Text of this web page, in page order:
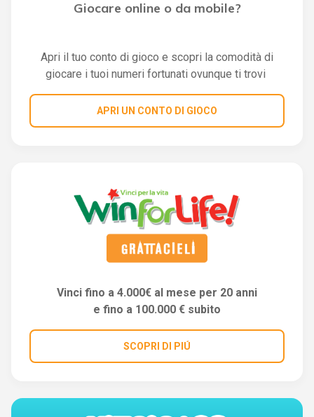
Giocare online o da mobile?
Apri il tuo conto di gioco e scopri la comodità di
giocare i tuoi numeri fortunati ovunque ti trovi
APRI UN CONTO DI GIOCO
Vinci fino a 4.000€ al mese per 20 anni
e fino a 100.000 € subito
SCOPRI DI PIÚ